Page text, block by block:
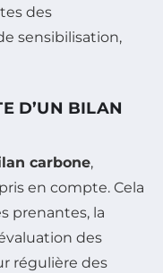
des
sensibilisation,
D’UN BILAN
carbone,
en compte. Cela
prenantes, la
des
régulière des